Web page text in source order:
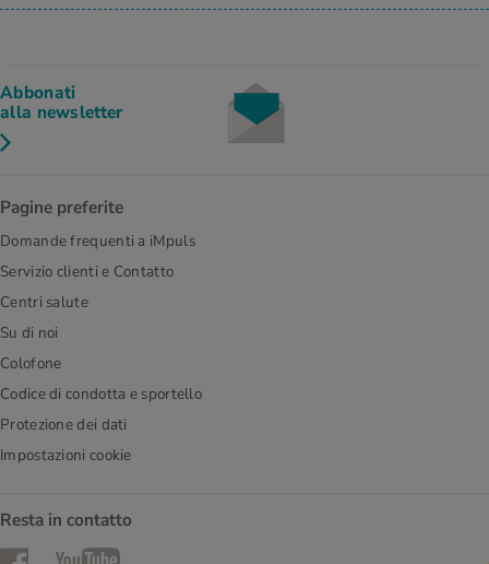
Abbonati
alla newsletter
Pagine preferite
Domande frequenti a iMpuls
Servizio clienti e Contatto
Centri salute
Su di noi
Colofone
Codice di condotta e sportello
Protezione dei dati
Impostazioni cookie
Resta in contatto
FacebookYouTube